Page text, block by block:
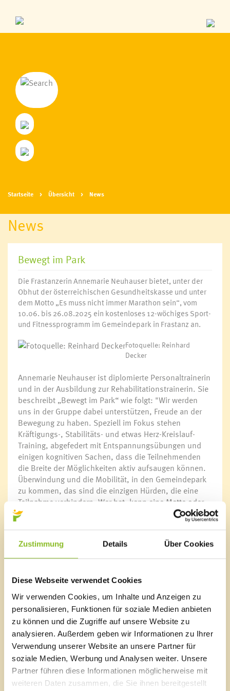
Zustimmung Details Über Cookies
Diese Webseite verwendet Cookies
Wir verwenden Cookies, um Inhalte und Anzeigen zu
personalisieren, Funktionen für soziale Medien anbieten
zu können und die Zugriffe auf unsere Website zu
analysieren. Außerdem geben wir Informationen zu Ihrer
Verwendung unserer Website an unsere Partner für
soziale Medien, Werbung und Analysen weiter. Unsere
Partner führen diese Informationen möglicherweise mit
weiteren Daten zusammen, die Sie ihnen bereitgestellt
Startseite Übersicht News
News
Bewegt im Park
Die Frastanzerin Annemarie Neuhauser bietet, unter der
Obhut der österreichischen Gesundheitskasse und unter
dem Motto „Es muss nicht immer Marathon sein“, vom
10.06. bis 26.08.2025 ein kostenloses 12-wöchiges Sport-
und Fitnessprogramm im Gemeindepark in Frastanz an.
Fotoquelle: Reinhard
Decker
Annemarie Neuhauser ist diplomierte Personaltrainerin
und in der Ausbildung zur Rehabilitationstrainerin. Sie
beschreibt „Bewegt im Park“wie folgt: "Wir werden
uns in der Gruppe dabei unterstützen, Freude an der
Bewegung zu haben. Speziell im Fokus stehen
Kräftigungs-, Stabilitäts- und etwas Herz-Kreislauf-
Training, abgefedert mit Entspannungsübungen und
einigen kognitiven Sachen, dass die Teilnehmenden
die Breite der Möglichkeiten aktiv aufsaugen können.
Überwindung und die Mobilität, in den Gemeindepark
zu kommen, das sind die einzigen Hürden, die eine
Teilnahme verhindern. Wer hat, kann eine Matte oder
ein großes Handtuch mitbringen, ist jedoch kein Muss.
Ich biete ein tolles Programm, um den Körper aktiv zu
Atmosphäre, die dem Körper und der Seele guttun."
jederzeit möglich. Weiters ist das angebotene
Fitnessprogramm kostenlos und findet bei jeder
Witterung statt.
Termine:
10. Juni 2025 - 26. August 2025 , jeweilsdienstags
von18:30bis19:30 Uhr
Treffpunkt: Gemeindepark Frastanz